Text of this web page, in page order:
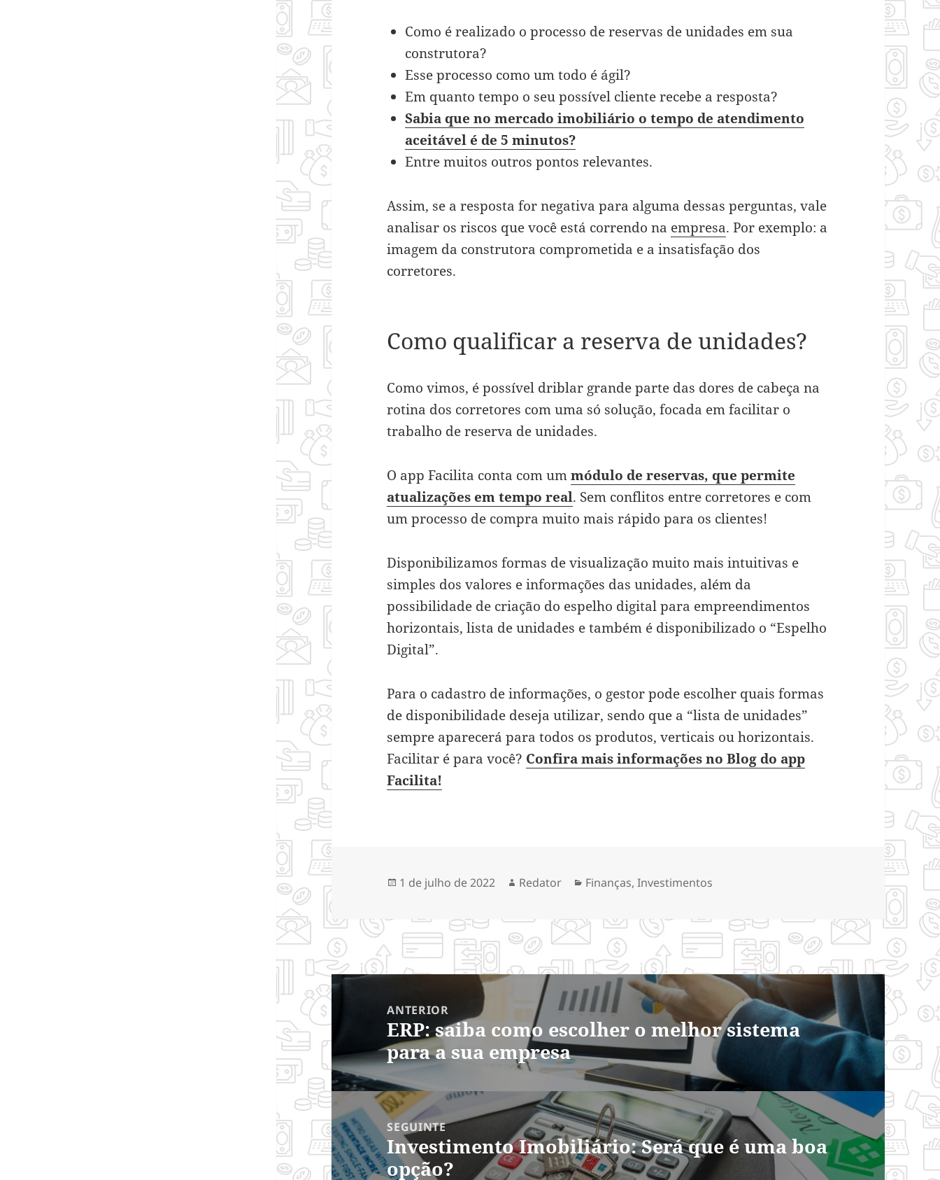
Como é realizado o processo de reservas de unidades em sua
construtora?
Esse processo como um todo é ágil?
Em quanto tempo o seu possível cliente recebe a resposta?
Sabia que no mercado imobiliário o tempo de atendimento
aceitável é de 5 minutos?
Entre muitos outros pontos relevantes.
Assim, se a resposta for negativa para alguma dessas perguntas, vale
analisar os riscos que você está correndo na empresa. Por exemplo: a
imagem da construtora comprometida e a insatisfação dos
corretores.
Como qualificar a reserva de unidades?
Como vimos, é possível driblar grande parte das dores de cabeça na
rotina dos corretores com uma só solução, focada em facilitar o
trabalho de reserva de unidades.
O app Facilita conta com ummódulo de reservas, que permite
atualizações em tempo real. Sem conflitos entre corretores e com
um processo de compra muito mais rápido para os clientes!
Disponibilizamos formas de visualização muito mais intuitivas e
simples dos valores e informações das unidades, além da
possibilidade de criação do espelho digital para empreendimentos
horizontais, lista de unidades e também é disponibilizado o “Espelho
Digital”.
Para o cadastro de informações, o gestor pode escolher quais formas
de disponibilidade deseja utilizar, sendo que a “lista de unidades”
sempre aparecerá para todos os produtos, verticais ou horizontais.
Facilitar é para você? Confira mais informações no Blog do app
Facilita!
Publicado
1 de julho de 2022 Autor
Redator Categorias
Finanças,Investimentos
Navegação
de
Post
ANTERIOR
Post
anterior:
ERP: saiba como escolher o melhor sistema
para a sua empresa
SEGUINTE
Próximo
post:
Investimento Imobiliário: Será que é uma boa
opção?